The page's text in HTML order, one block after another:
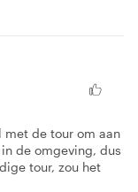
met de tour om aan
de omgeving, dus
tour, zou het